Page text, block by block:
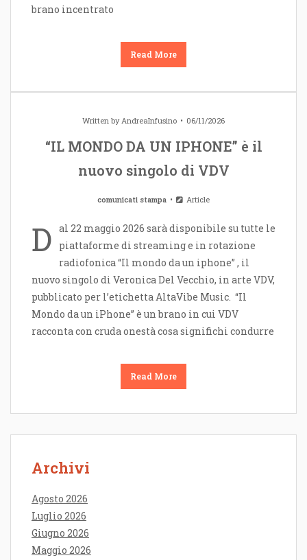
brano incentrato
Read More
Written byAndreaInfusino 06/11/2026
“IL MONDO DA UN IPHONE” è il
nuovo singolo di VDV
comunicati stampa Article
D al 22 maggio 2026 sarà disponibile su tutte le
piattaforme di streaming e in rotazione
radiofonica “Il mondo da un iphone” , il
nuovo singolo di Veronica Del Vecchio, in arte VDV,
pubblicato per l’etichetta AltaVibe Music. “Il
Mondo da un iPhone” è un brano in cui VDV
racconta con cruda onestà cosa significhi condurre
Read More
Archivi
Agosto 2026
Luglio 2026
Giugno 2026
Maggio 2026